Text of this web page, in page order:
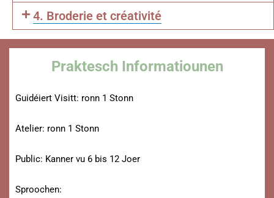
4. Broderie et créativité
Praktesch Informatiounen
Guidéiert Visitt: ronn 1 Stonn
Atelier: ronn 1 Stonn
Public: Kanner vu 6 bis 12 Joer
Sproochen: